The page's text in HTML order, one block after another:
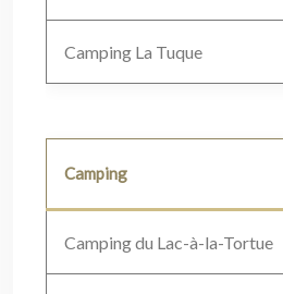
Camping La Tuque
Camping
Camping du Lac-à-la-Tortue